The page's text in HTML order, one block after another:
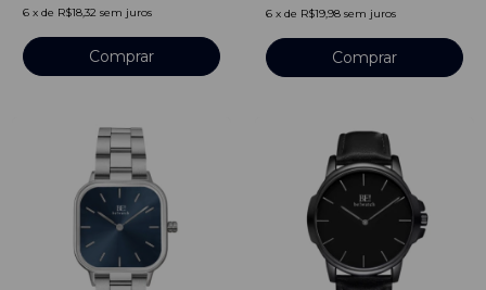
6 x de R$18,32 sem juros 6 x de R$19,98 sem juros